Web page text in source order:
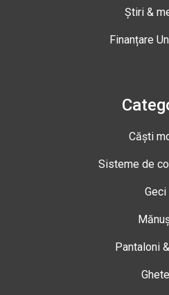
Știri &
Finanțare
Căști
Sisteme de
Geci
Pantaloni
Ghete